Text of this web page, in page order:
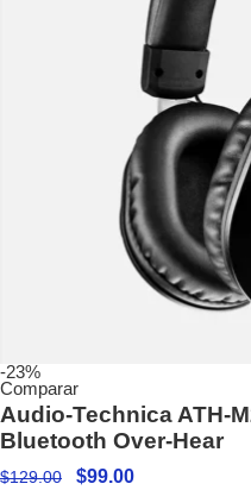
-23%
Comparar
Audio-Technica ATH-
Bluetooth Over-Hear
$129.00 $99.00